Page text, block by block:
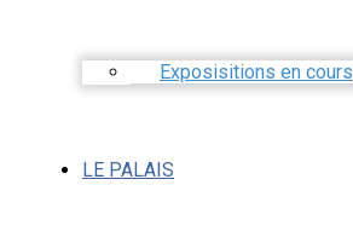
Exposisitions en cours
LE PALAIS